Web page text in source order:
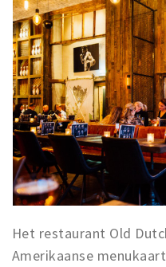
Het restaurant Old
Amerikaanse